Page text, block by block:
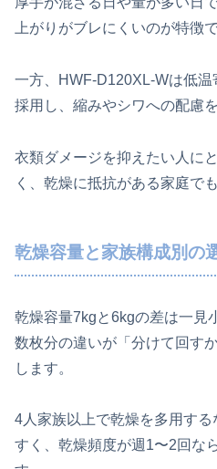
上がりがブレにくいのが特徴で
一方、HWF-D120XL-Wは低
採用し、縮みやシワへの配慮
衣類ダメージを抑えたい人に
く、乾燥に抵抗がある家庭で
乾燥容量と家族構成別の
乾燥容量7kgと6kgの差は一見
数枚分の違いが「分けて回す
します。
4人家族以上で乾燥を多用す
すく、乾燥頻度が週1〜2回な